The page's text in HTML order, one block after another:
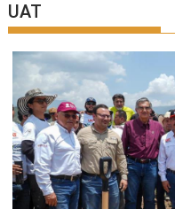
UAT